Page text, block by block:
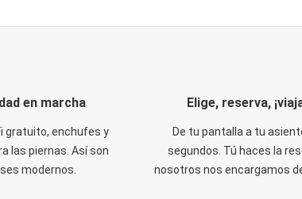
en marcha
gratuito, enchufes y
las piernas. Así son
modernos.
Elige, reserva,
De tu pantalla a tu
segundos. Tú haces la
nosotros nos encargamos